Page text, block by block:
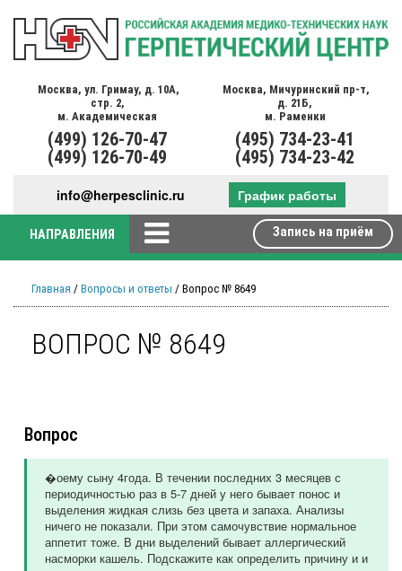
Москва, ул. Гримау, д. 10А,
стр. 2,
м. Академическая
(499) 126-70-47
(499) 126-70-49
Москва, Мичуринский пр-т,
д. 21Б,
м. Раменки
(495) 734-23-41
(495) 734-23-42
info@herpesclinic.ru График работы
НАПРАВЛЕНИЯ Запись на приём
Главная / Вопросы и ответы / Вопрос № 8649
ВОПРОС № 8649
Вопрос
�оему сыну 4года. В течении последних 3 месяцев с
периодичностью раз в 5-7 дней у него бывает понос и
выделения жидкая слизь без цвета и запаха. Анализы
ничего не показали. При этом самочувствие нормальное
аппетит тоже. В дни выделений бывает аллергический
насморки кашель. Подскажите как определить причину и и